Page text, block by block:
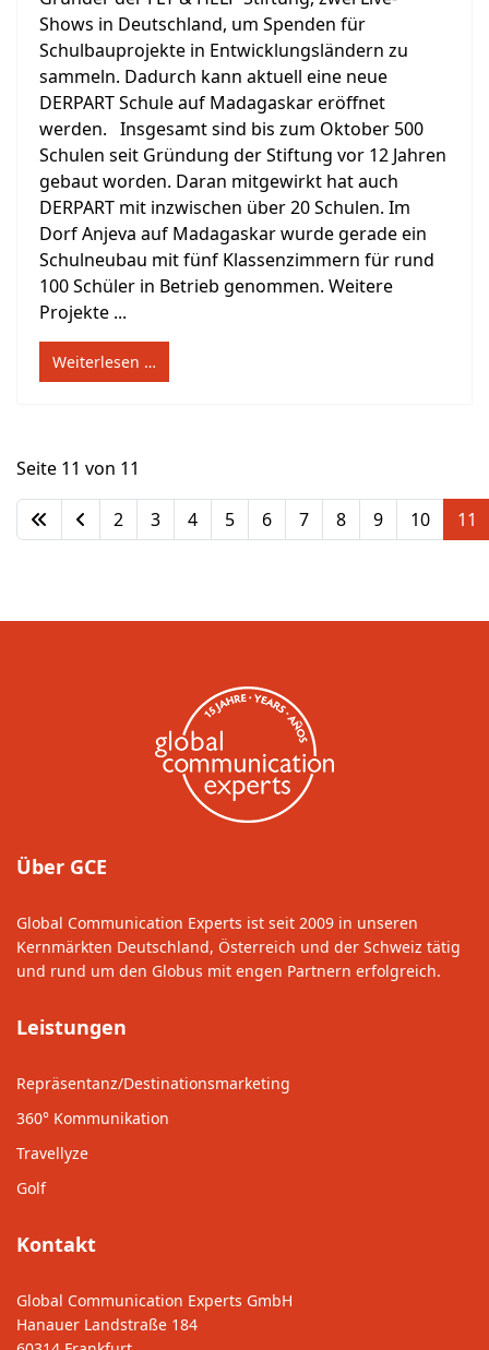
Shows in Deutschland, um Spenden für
Schulbauprojekte in Entwicklungsländern zu
sammeln. Dadurch kann aktuell eine neue
DERPART Schule auf Madagaskar eröffnet
werden. Insgesamt sind bis zum Oktober 500
Schulen seit Gründung der Stiftung vor 12 Jahren
gebaut worden. Daran mitgewirkt hat auch
DERPART mit inzwischen über 20 Schulen. Im
Dorf Anjeva auf Madagaskar wurde gerade ein
Schulneubau mit fünf Klassenzimmern für rund
100 Schüler in Betrieb genommen. Weitere
Projekte ...
Weiterlesen …
Seite 11 von 11
2 3 4 5 6 7 8 9 10 11
Über GCE
Global Communication Experts ist seit 2009 in unseren
Kernmärkten Deutschland, Österreich und der Schweiz tätig
und rund um den Globus mit engen Partnern erfolgreich.
Leistungen
Repräsentanz/Destinationsmarketing
360° Kommunikation
Travellyze
Golf
Kontakt
Global Communication Experts GmbH
Hanauer Landstraße 184